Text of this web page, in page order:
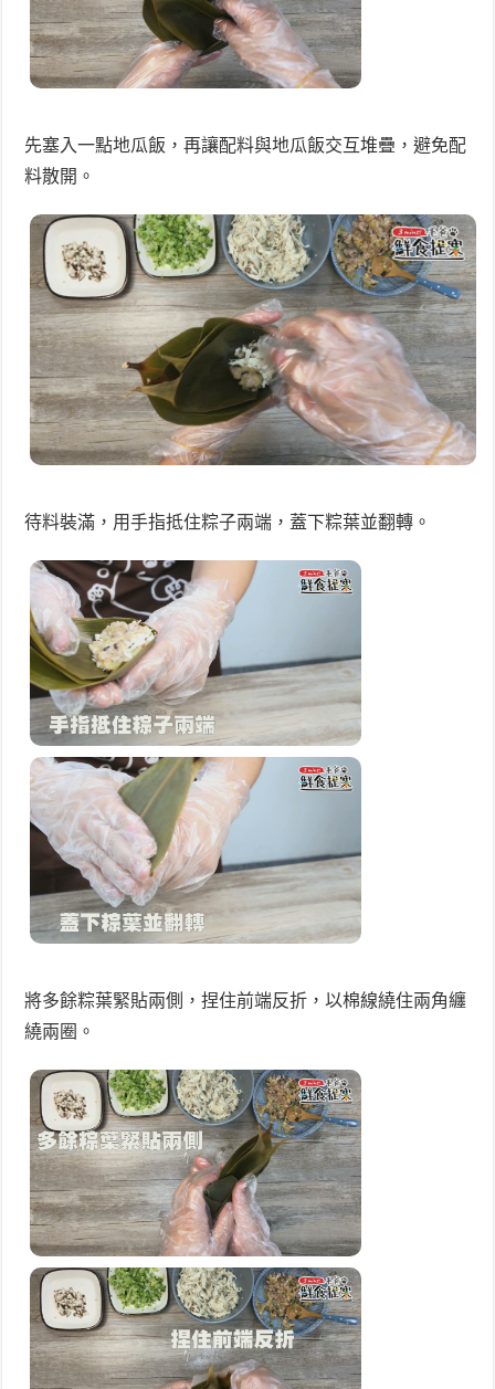
先塞入一點地瓜飯，再讓配料與地瓜飯交互堆疊，避免配
料散開。
待料裝滿，用手指抵住粽子兩端，蓋下粽葉並翻轉。
將多餘粽葉緊貼兩側，捏住前端反折，以棉線繞住兩角纏
繞兩圈。